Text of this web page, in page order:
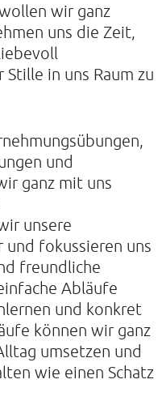
wir ganz
uns die Zeit,
in uns Raum zu
und
ganz mit uns
unsere
fokussieren uns
freundliche
Abläufe
und konkret
können wir ganz
umsetzen und
wie einen Schatz